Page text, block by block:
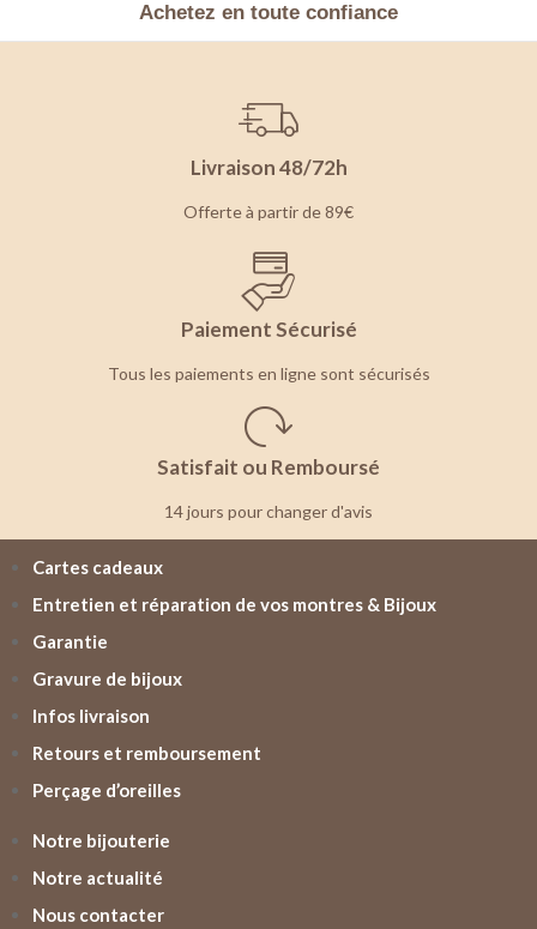
Achetez en toute confiance
Livraison 48/72h
Offerte à partir de 89€
Paiement Sécurisé
Tous les paiements en ligne sont sécurisés
Satisfait ou Remboursé
14 jours pour changer d'avis
Cartes cadeaux
Entretien et réparation de vos montres & Bijoux
Garantie
Gravure de bijoux
Infos livraison
Retours et remboursement
Perçage d’oreilles
Notre bijouterie
Notre actualité
Nous contacter